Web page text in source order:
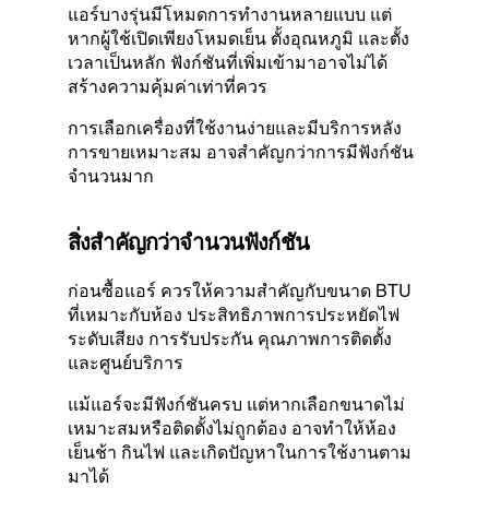
แอร์บางรุ่นมีโหมดการทำงานหลายแบบ แต่
หากผู้ใช้เปิดเพียงโหมดเย็น ตั้งอุณหภูมิ และตั้ง
เวลาเป็นหลัก ฟังก์ชันที่เพิ่มเข้ามาอาจไม่ได้
สร้างความคุ้มค่าเท่าที่ควร
การเลือกเครื่องที่ใช้งานง่ายและมีบริการหลัง
การขายเหมาะสม อาจสำคัญกว่าการมีฟังก์ชัน
จำนวนมาก
สิ่งสำคัญกว่าจำนวนฟังก์ชัน
ก่อนซื้อแอร์ ควรให้ความสำคัญกับขนาด BTU
ที่เหมาะกับห้อง ประสิทธิภาพการประหยัดไฟ
ระดับเสียง การรับประกัน คุณภาพการติดตั้ง
และศูนย์บริการ
แม้แอร์จะมีฟังก์ชันครบ แต่หากเลือกขนาดไม่
เหมาะสมหรือติดตั้งไม่ถูกต้อง อาจทำให้ห้อง
เย็นช้า กินไฟ และเกิดปัญหาในการใช้งานตาม
มาได้